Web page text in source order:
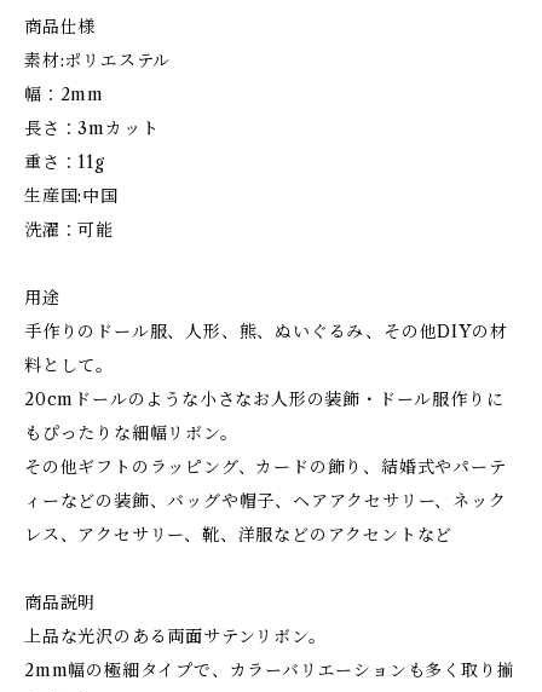
商品仕様
素材:ポリエステル
幅：2mm
長さ：3mカット
重さ：11g
生産国:中国
洗濯：可能
用途
手作りのドール服、人形、熊、ぬいぐるみ、その他DIYの材
料として。
20cmドールのような小さなお人形の装飾・ドール服作りに
もぴったりな細幅リボン。
その他ギフトのラッピング、カードの飾り、結婚式やパーテ
ィーなどの装飾、バッグや帽子、ヘアアクセサリー、ネック
レス、アクセサリー、靴、洋服などのアクセントなど
商品説明
上品な光沢のある両面サテンリボン。
2mm幅の極細タイプで、カラーバリエーションも多く取り揃